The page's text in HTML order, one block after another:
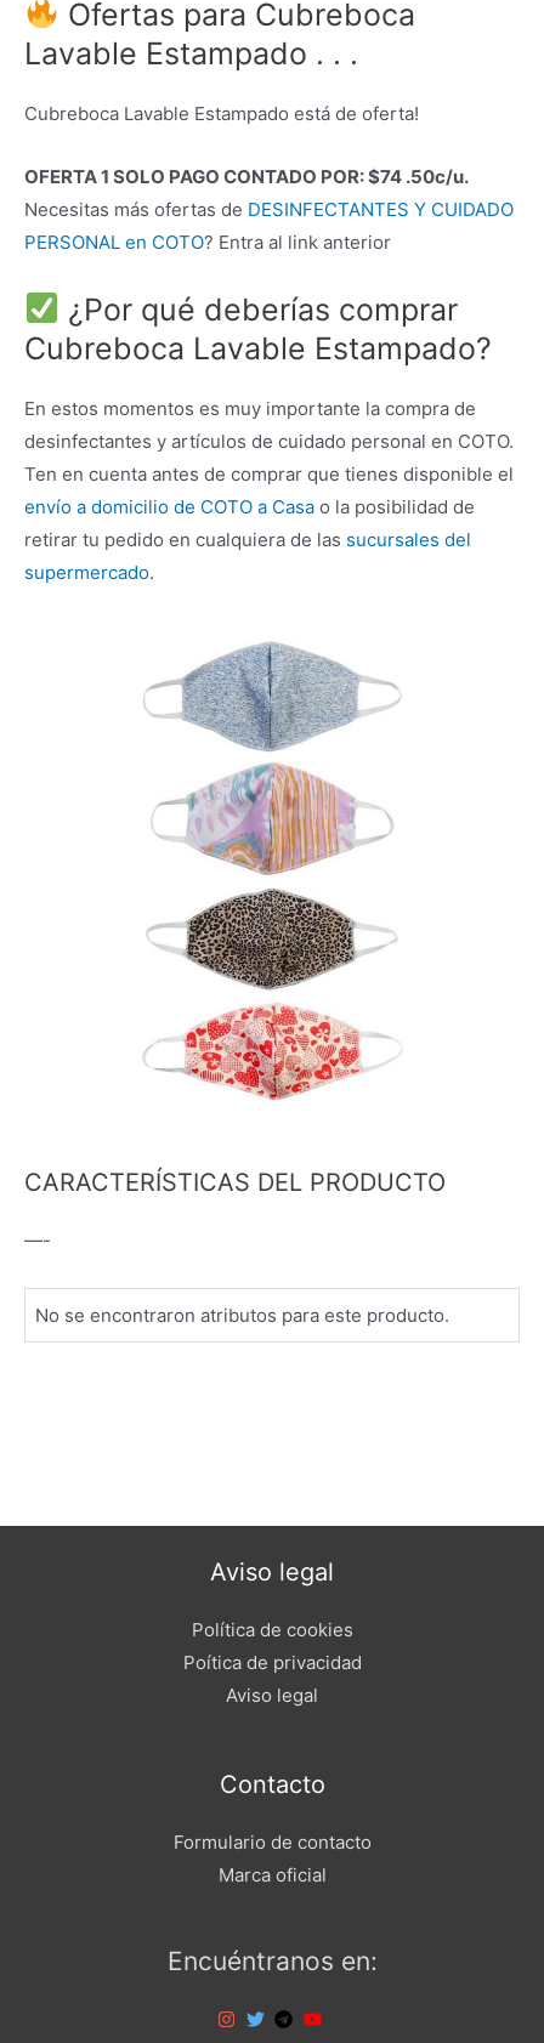
Ofertas para Cubreboca
Lavable Estampado . . .
Cubreboca Lavable Estampado está de oferta!
OFERTA 1 SOLO PAGO CONTADO POR: $74 .50c/u.
Necesitas más ofertas de DESINFECTANTES Y CUIDADO
PERSONAL en COTO? Entra al link anterior
¿Por qué deberías comprar
Cubreboca Lavable Estampado?
En estos momentos es muy importante la compra de
desinfectantes y artículos de cuidado personal en COTO.
Ten en cuenta antes de comprar que tienes disponible el
envío a domicilio de COTO a Casa o la posibilidad de
retirar tu pedido en cualquiera de las sucursales del
supermercado.
CARACTERÍSTICAS DEL PRODUCTO
—-
No se encontraron atributos para este producto.
Aviso legal
Política de cookies
Poítica de privacidad
Aviso legal
Contacto
Formulario de contacto
Marca oficial
Encuéntranos en: